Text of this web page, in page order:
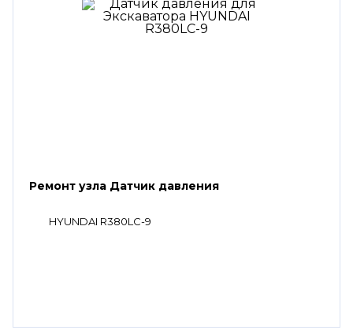
Ремонт узла Датчик давления
HYUNDAI R380LC-9